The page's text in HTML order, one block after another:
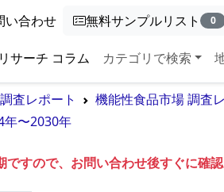
い合わせ 無料サンプルリスト 0
サーチ コラム カテゴリで検索
査レポート
機能性食品市場 調査
年〜2030年
すので、お問い合わせ後すぐに確認